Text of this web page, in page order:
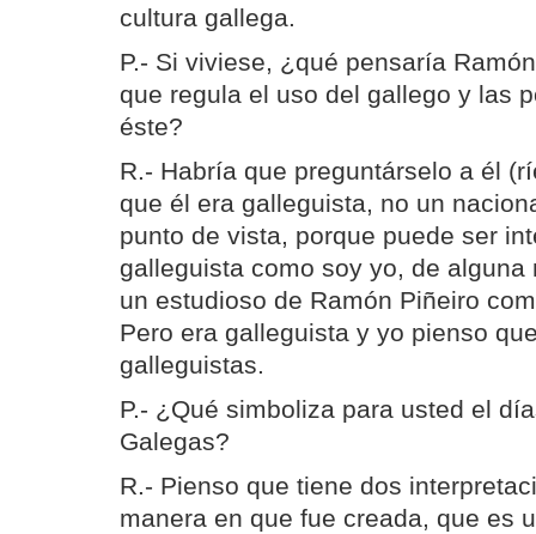
cultura gallega.
P.- Si viviese, ¿qué pensaría
que regula el uso del gallego y las
éste?
R.- Habría que preguntárselo a él
que él era galleguista, no un
punto de vista, porque puede ser
galleguista como soy yo, de alguna
un estudioso de Ramón Piñeiro
Pero era galleguista y yo pienso
galleguistas.
P.- ¿Qué simboliza para usted el
Galegas?
R.- Pienso que tiene dos
manera en que fue creada, que es